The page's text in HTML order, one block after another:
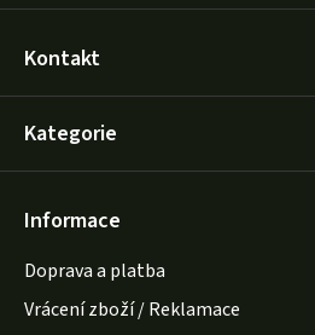
Kontakt
Kategorie
Informace
Doprava a platba
Vrácení zboží / Reklamace